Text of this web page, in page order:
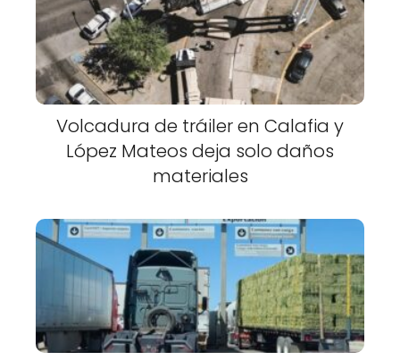
Volcadura de tráiler en Calafia y
López Mateos deja solo daños
materiales